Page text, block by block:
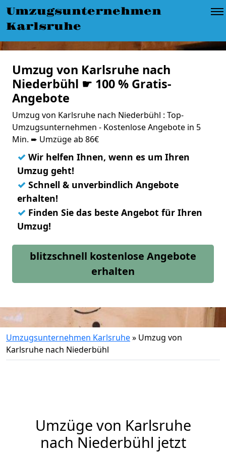
Umzugsunternehmen
Karlsruhe
Umzug von Karlsruhe nach
Niederbühl ☛ 100 % Gratis-
Angebote
Umzug von Karlsruhe nach Niederbühl : Top-
Umzugsunternehmen - Kostenlose Angebote in 5
Min. ➨ Umzüge ab 86€
✓ Wir helfen Ihnen, wenn es um Ihren
Umzug geht!
✓ Schnell & unverbindlich Angebote
erhalten!
✓ Finden Sie das beste Angebot für Ihren
Umzug!
blitzschnell kostenlose Angebote
erhalten
Umzugsunternehmen Karlsruhe» Umzug von
Karlsruhe nach Niederbühl
Umzüge von Karlsruhe
nach Niederbühl jetzt